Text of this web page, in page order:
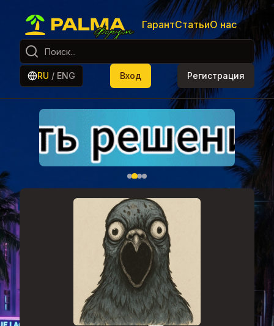
ГарантСтатьиО нас
RU / ENG Вход Регистрация